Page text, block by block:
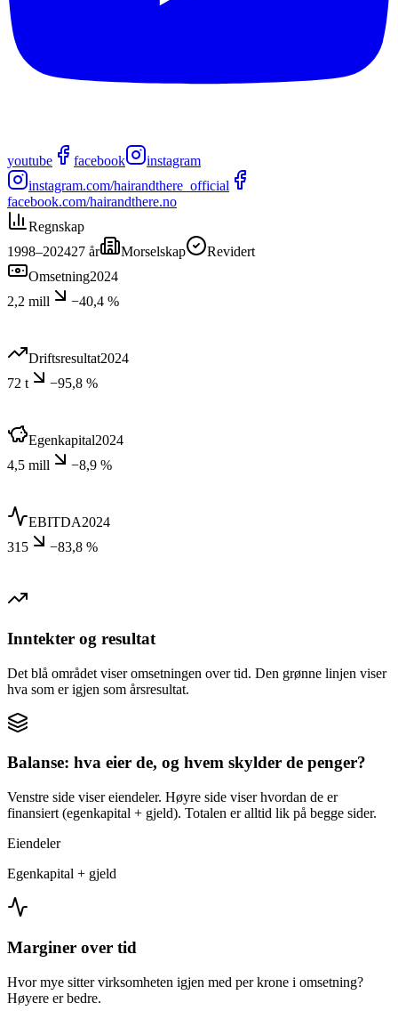
youtube facebook
instagram
instagram.com/hairandthere_official
facebook.com/hairandthere.no
Regnskap
1998–202427 år Morselskap
Revidert
Omsetning2024
2,2 mill
−40,4 %
Driftsresultat2024
72 t
−95,8 %
Egenkapital2024
4,5 mill
−8,9 %
EBITDA2024
315
−83,8 %
Inntekter og resultat
Det blå området viser omsetningen over tid. Den grønne linjen viser
hva som er igjen som årsresultat.
Balanse: hva eier de, og hvem skylder de penger?
Venstre side viser eiendeler. Høyre side viser hvordan de er
finansiert (egenkapital + gjeld). Totalen er alltid lik på begge sider.
Eiendeler
Egenkapital + gjeld
Marginer over tid
Hvor mye sitter virksomheten igjen med per krone i omsetning?
Høyere er bedre.